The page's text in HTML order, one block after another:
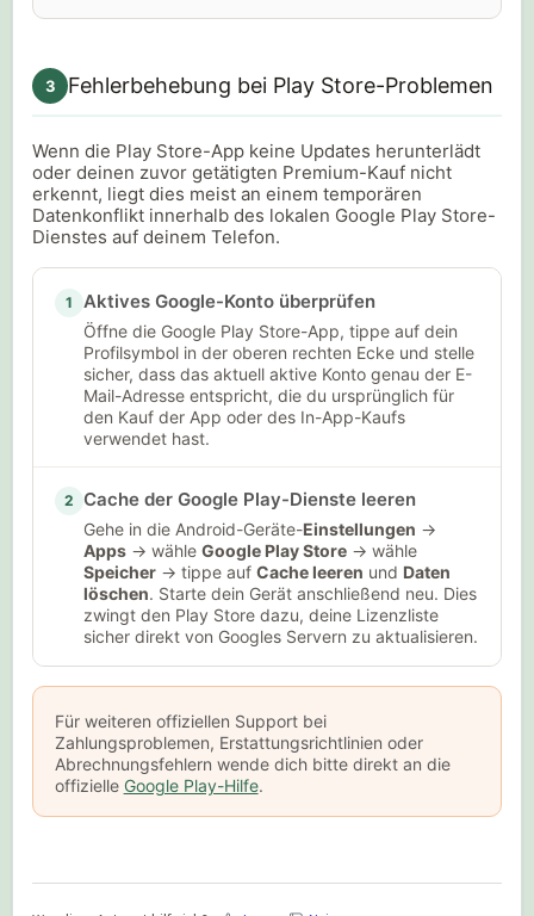
3 Fehlerbehebung bei Play Store-Problemen
Wenn die Play Store-App keine Updates herunterlädt
oder deinen zuvor getätigten Premium-Kauf nicht
erkennt, liegt dies meist an einem temporären
Datenkonflikt innerhalb des lokalen Google Play Store-
Dienstes auf deinem Telefon.
1 Aktives Google-Konto überprüfen
Öffne die Google Play Store-App, tippe auf dein
Profilsymbol in der oberen rechten Ecke und stelle
sicher, dass das aktuell aktive Konto genau der E-
Mail-Adresse entspricht, die du ursprünglich für
den Kauf der App oder des In-App-Kaufs
verwendet hast.
2 Cache der Google Play-Dienste leeren
Gehe in die Android-Geräte-Einstellungen →
Apps→ wähle Google Play Store→ wähle
Speicher→ tippe auf Cache leeren und Daten
löschen. Starte dein Gerät anschließend neu. Dies
zwingt den Play Store dazu, deine Lizenzliste
sicher direkt von Googles Servern zu aktualisieren.
Für weiteren offiziellen Support bei
Zahlungsproblemen, Erstattungsrichtlinien oder
Abrechnungsfehlern wende dich bitte direkt an die
offizielle Google Play-Hilfe.